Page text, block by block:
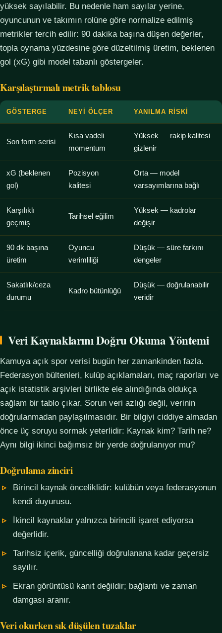
yüksek sayılabilir. Bu nedenle ham sayılar yerine,
oyuncunun ve takımın rolüne göre normalize edilmiş
metrikler tercih edilir: 90 dakika başına düşen değerler,
topla oynama yüzdesine göre düzeltilmiş üretim, beklenen
gol (xG) gibi model tabanlı göstergeler.
Karşılaştırmalı metrik tablosu
GÖSTERGE NEYI ÖLÇER YANILMA RISKI
Son form serisi
Kısa vadeli
momentum
Yüksek — rakip kalitesi
gizlenir
xG (beklenen
gol)
Pozisyon
kalitesi
Orta — model
varsayımlarına bağlı
Karşılıklı
geçmiş
Tarihsel eğilim
Yüksek — kadrolar
değişir
90 dk başına
üretim
Oyuncu
verimliliği
Düşük — süre farkını
dengeler
Sakatlık/ceza
durumu
Kadro bütünlüğü
Düşük — doğrulanabilir
veridir
Veri Kaynaklarını Doğru Okuma Yöntemi
Kamuya açık spor verisi bugün her zamankinden fazla.
Federasyon bültenleri, kulüp açıklamaları, maç raporları ve
açık istatistik arşivleri birlikte ele alındığında oldukça
sağlam bir tablo çıkar. Sorun veri azlığı değil, verinin
doğrulanmadan paylaşılmasıdır. Bir bilgiyi ciddiye almadan
önce üç soruyu sormak yeterlidir: Kaynak kim? Tarih ne?
Aynı bilgi ikinci bağımsız bir yerde doğrulanıyor mu?
Doğrulama zinciri
Birincil kaynak önceliklidir: kulübün veya federasyonun
kendi duyurusu.
İkincil kaynaklar yalnızca birincili işaret ediyorsa
değerlidir.
Tarihsiz içerik, güncelliği doğrulanana kadar geçersiz
sayılır.
Ekran görüntüsü kanıt değildir; bağlantı ve zaman
damgası aranır.
Veri okurken sık düşülen tuzaklar